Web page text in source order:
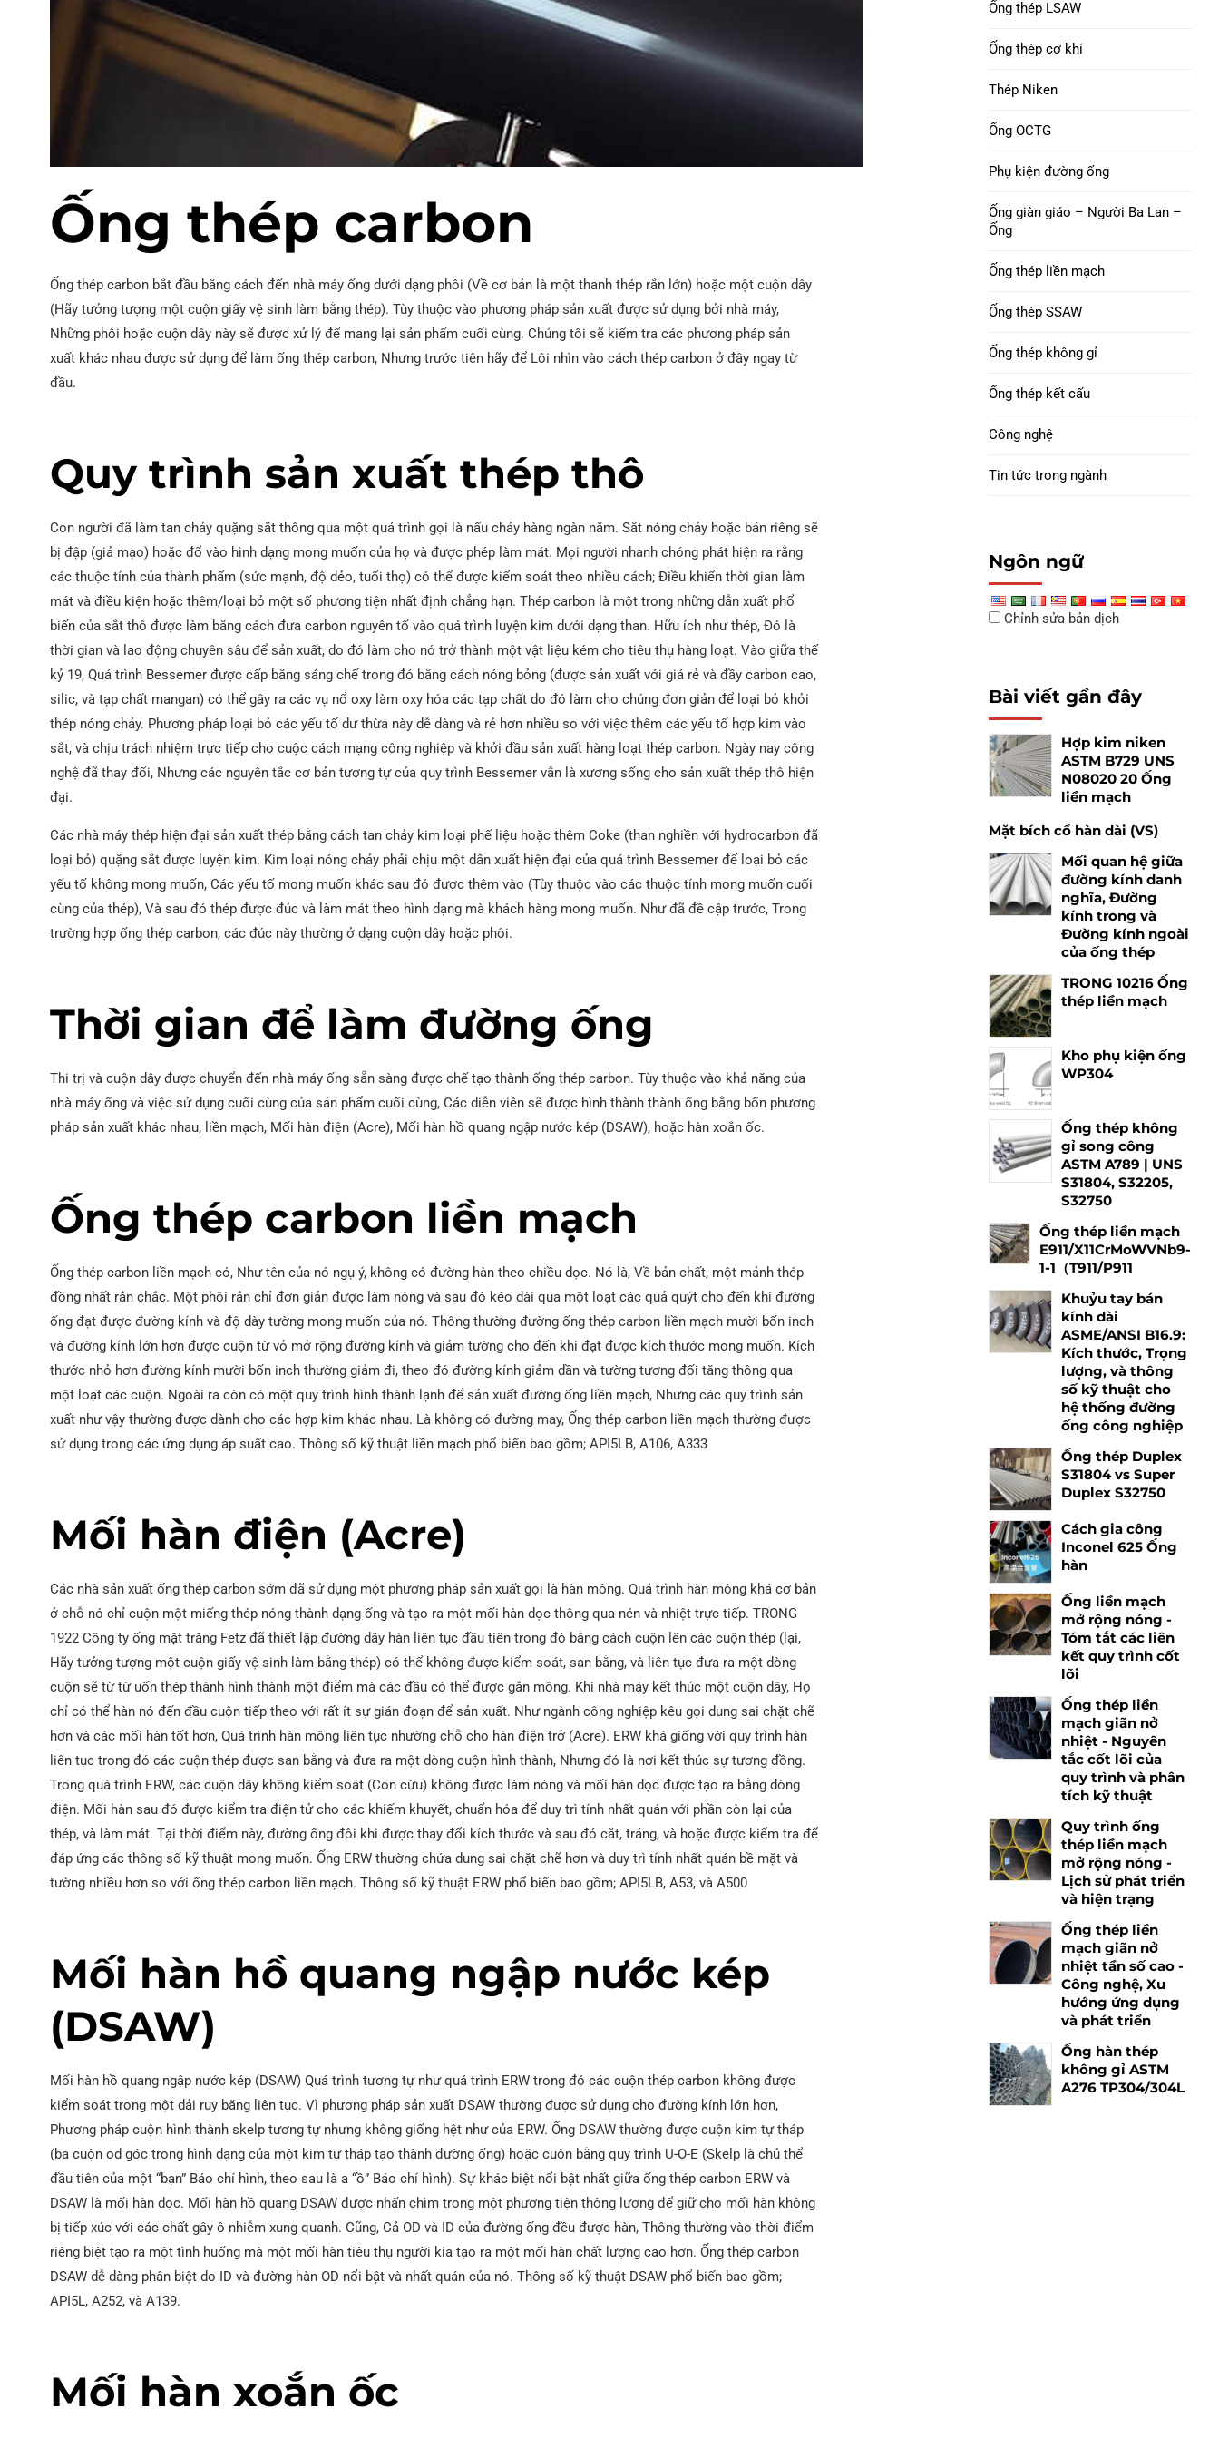
TRONG 10219 Ống hàn
Ống vỏ C90
ỐNG VỎ M65
Khớp nối vỏ ống
con
Ống thép carbon
Ống thép carbon bắt đầu bằng cách đến nhà máy ống dưới dạng phôi (Về cơ bản là một thanh thép rắn lớn) hoặc một cuộn dây
(Hãy tưởng tượng một cuộn giấy vệ sinh làm bằng thép). Tùy thuộc vào phương pháp sản xuất được sử dụng bởi nhà máy,
Những phôi hoặc cuộn dây này sẽ được xử lý để mang lại sản phẩm cuối cùng. Chúng tôi sẽ kiểm tra các phương pháp sản
xuất khác nhau được sử dụng để làm ống thép carbon, Nhưng trước tiên hãy để Lôi nhìn vào cách thép carbon ở đây ngay từ
đầu.
Quy trình sản xuất thép thô
Con người đã làm tan chảy quặng sắt thông qua một quá trình gọi là nấu chảy hàng ngàn năm. Sắt nóng chảy hoặc bán riêng sẽ
bị đập (giả mạo) hoặc đổ vào hình dạng mong muốn của họ và được phép làm mát. Mọi người nhanh chóng phát hiện ra rằng
các thuộc tính của thành phẩm (sức mạnh, độ dẻo, tuổi thọ) có thể được kiểm soát theo nhiều cách; Điều khiển thời gian làm
mát và điều kiện hoặc thêm/loại bỏ một số phương tiện nhất định chẳng hạn. Thép carbon là một trong những dẫn xuất phổ
biến của sắt thô được làm bằng cách đưa carbon nguyên tố vào quá trình luyện kim dưới dạng than. Hữu ích như thép, Đó là
thời gian và lao động chuyên sâu để sản xuất, do đó làm cho nó trở thành một vật liệu kém cho tiêu thụ hàng loạt. Vào giữa thế
kỷ 19, Quá trình Bessemer được cấp bằng sáng chế trong đó bằng cách nóng bỏng (được sản xuất với giá rẻ và đầy carbon cao,
silic, và tạp chất mangan) có thể gây ra các vụ nổ oxy làm oxy hóa các tạp chất do đó làm cho chúng đơn giản để loại bỏ khỏi
thép nóng chảy. Phương pháp loại bỏ các yếu tố dư thừa này dễ dàng và rẻ hơn nhiều so với việc thêm các yếu tố hợp kim vào
sắt, và chịu trách nhiệm trực tiếp cho cuộc cách mạng công nghiệp và khởi đầu sản xuất hàng loạt thép carbon. Ngày nay công
nghệ đã thay đổi, Nhưng các nguyên tắc cơ bản tương tự của quy trình Bessemer vẫn là xương sống cho sản xuất thép thô hiện
đại.
Các nhà máy thép hiện đại sản xuất thép bằng cách tan chảy kim loại phế liệu hoặc thêm Coke (than nghiền với hydrocarbon đã
loại bỏ) quặng sắt được luyện kim. Kim loại nóng chảy phải chịu một dẫn xuất hiện đại của quá trình Bessemer để loại bỏ các
yếu tố không mong muốn, Các yếu tố mong muốn khác sau đó được thêm vào (Tùy thuộc vào các thuộc tính mong muốn cuối
cùng của thép), Và sau đó thép được đúc và làm mát theo hình dạng mà khách hàng mong muốn. Như đã đề cập trước, Trong
trường hợp ống thép carbon, các đúc này thường ở dạng cuộn dây hoặc phôi.
Thời gian để làm đường ống
Thi trị và cuộn dây được chuyển đến nhà máy ống sẵn sàng được chế tạo thành ống thép carbon. Tùy thuộc vào khả năng của
nhà máy ống và việc sử dụng cuối cùng của sản phẩm cuối cùng, Các diễn viên sẽ được hình thành thành ống bằng bốn phương
pháp sản xuất khác nhau; liền mạch, Mối hàn điện (Acre), Mối hàn hồ quang ngập nước kép (DSAW), hoặc hàn xoắn ốc.
Ống thép carbon liền mạch
Ống thép carbon liền mạch có, Như tên của nó ngụ ý, không có đường hàn theo chiều dọc. Nó là, Về bản chất, một mảnh thép
đồng nhất rắn chắc. Một phôi rắn chỉ đơn giản được làm nóng và sau đó kéo dài qua một loạt các quả quýt cho đến khi đường
ống đạt được đường kính và độ dày tường mong muốn của nó. Thông thường đường ống thép carbon liền mạch mười bốn inch
và đường kính lớn hơn được cuộn từ vỏ mở rộng đường kính và giảm tường cho đến khi đạt được kích thước mong muốn. Kích
thước nhỏ hơn đường kính mười bốn inch thường giảm đi, theo đó đường kính giảm dần và tường tương đối tăng thông qua
một loạt các cuộn. Ngoài ra còn có một quy trình hình thành lạnh để sản xuất đường ống liền mạch, Nhưng các quy trình sản
xuất như vậy thường được dành cho các hợp kim khác nhau. Là không có đường may, Ống thép carbon liền mạch thường được
sử dụng trong các ứng dụng áp suất cao. Thông số kỹ thuật liền mạch phổ biến bao gồm; API5LB, A106, A333
Mối hàn điện (Acre)
Các nhà sản xuất ống thép carbon sớm đã sử dụng một phương pháp sản xuất gọi là hàn mông. Quá trình hàn mông khá cơ bản
ở chỗ nó chỉ cuộn một miếng thép nóng thành dạng ống và tạo ra một mối hàn dọc thông qua nén và nhiệt trực tiếp. TRONG
1922 Công ty ống mặt trăng Fetz đã thiết lập đường dây hàn liên tục đầu tiên trong đó bằng cách cuộn lên các cuộn thép (lại,
Hãy tưởng tượng một cuộn giấy vệ sinh làm bằng thép) có thể không được kiểm soát, san bằng, và liên tục đưa ra một dòng
cuộn sẽ từ từ uốn thép thành hình thành một điểm mà các đầu có thể được gắn mông. Khi nhà máy kết thúc một cuộn dây, Họ
chỉ có thể hàn nó đến đầu cuộn tiếp theo với rất ít sự gián đoạn để sản xuất. Như ngành công nghiệp kêu gọi dung sai chặt chẽ
hơn và các mối hàn tốt hơn, Quá trình hàn mông liên tục nhường chỗ cho hàn điện trở (Acre). ERW khá giống với quy trình hàn
liên tục trong đó các cuộn thép được san bằng và đưa ra một dòng cuộn hình thành, Nhưng đó là nơi kết thúc sự tương đồng.
Trong quá trình ERW, các cuộn dây không kiểm soát (Con cừu) không được làm nóng và mối hàn dọc được tạo ra bằng dòng
điện. Mối hàn sau đó được kiểm tra điện tử cho các khiếm khuyết, chuẩn hóa để duy trì tính nhất quán với phần còn lại của
thép, và làm mát. Tại thời điểm này, đường ống đôi khi được thay đổi kích thước và sau đó cắt, tráng, và hoặc được kiểm tra để
đáp ứng các thông số kỹ thuật mong muốn. Ống ERW thường chứa dung sai chặt chẽ hơn và duy trì tính nhất quán bề mặt và
tường nhiều hơn so với ống thép carbon liền mạch. Thông số kỹ thuật ERW phổ biến bao gồm; API5LB, A53, và A500
Mối hàn hồ quang ngập nước kép
(DSAW)
Mối hàn hồ quang ngập nước kép (DSAW) Quá trình tương tự như quá trình ERW trong đó các cuộn thép carbon không được
kiểm soát trong một dải ruy băng liên tục. Vì phương pháp sản xuất DSAW thường được sử dụng cho đường kính lớn hơn,
Phương pháp cuộn hình thành skelp tương tự nhưng không giống hệt như của ERW. Ống DSAW thường được cuộn kim tự tháp
(ba cuộn od góc trong hình dạng của một kim tự tháp tạo thành đường ống) hoặc cuộn bằng quy trình U-O-E (Skelp là chủ thể
đầu tiên của một “bạn” Báo chí hình, theo sau là a “ồ” Báo chí hình). Sự khác biệt nổi bật nhất giữa ống thép carbon ERW và
DSAW là mối hàn dọc. Mối hàn hồ quang DSAW được nhấn chìm trong một phương tiện thông lượng để giữ cho mối hàn không
bị tiếp xúc với các chất gây ô nhiễm xung quanh. Cũng, Cả OD và ID của đường ống đều được hàn, Thông thường vào thời điểm
riêng biệt tạo ra một tình huống mà một mối hàn tiêu thụ người kia tạo ra một mối hàn chất lượng cao hơn. Ống thép carbon
DSAW dễ dàng phân biệt do ID và đường hàn OD nổi bật và nhất quán của nó. Thông số kỹ thuật DSAW phổ biến bao gồm;
API5L, A252, và A139.
Mối hàn xoắn ốc
Ống thép LSAW
Ống thép cơ khí
Thép Niken
Ống OCTG
Phụ kiện đường ống
Ống giàn giáo – Người Ba Lan –
Ống
Ống thép liền mạch
Ống thép SSAW
Ống thép không gỉ
Ống thép kết cấu
Công nghệ
Tin tức trong ngành
Ngôn ngữ
Chỉnh sửa bản dịch
Bài viết gần đây
Hợp kim niken
ASTM B729 UNS
N08020 20 Ống
liền mạch
Mặt bích cổ hàn dài (VS)
Mối quan hệ giữa
đường kính danh
nghĩa, Đường
kính trong và
Đường kính ngoài
của ống thép
TRONG 10216 Ống
thép liền mạch
Kho phụ kiện ống
WP304
Ống thép không
gỉ song công
ASTM A789 | UNS
S31804, S32205,
S32750
Ống thép liền mạch
E911/X11CrMoWVNb9-
1-1（T911/P911
Khuỷu tay bán
kính dài
ASME/ANSI B16.9:
Kích thước, Trọng
lượng, và thông
số kỹ thuật cho
hệ thống đường
ống công nghiệp
Ống thép Duplex
S31804 vs Super
Duplex S32750
Cách gia công
Inconel 625 Ống
hàn
Ống liền mạch
mở rộng nóng -
Tóm tắt các liên
kết quy trình cốt
lõi
Ống thép liền
mạch giãn nở
nhiệt - Nguyên
tắc cốt lõi của
quy trình và phân
tích kỹ thuật
Quy trình ống
thép liền mạch
mở rộng nóng -
Lịch sử phát triển
và hiện trạng
Ống thép liền
mạch giãn nở
nhiệt tần số cao -
Công nghệ, Xu
hướng ứng dụng
và phát triển
Ống hàn thép
không gỉ ASTM
A276 TP304/304L